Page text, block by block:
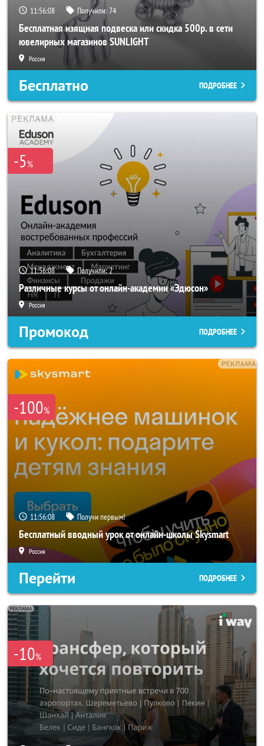
11:56:06 Получили:74
Бесплатная изящная подвеска или скидка 500р. в сети
ювелирных магазинов SUNLIGHT
Россия
Бесплатно ПОДРОБНЕЕ
-5%
11:56:06 Получили:2
Различные курсы от онлайн-академии «Эдюсон»
Россия
Промокод ПОДРОБНЕЕ
-100%
11:56:06 Получи первым!
Бесплатный вводный урок от онлайн-школы Skysmart
Россия
Перейти ПОДРОБНЕЕ
-10%